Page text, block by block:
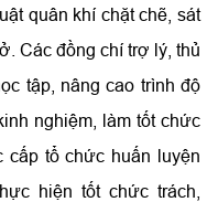
quân khí chặt chẽ, sát
Các đồng chí trợ lý, thủ
tập, nâng cao trình độ
nghiệm, làm tốt chức
cấp tổ chức huấn luyện
hiện tốt chức trách,